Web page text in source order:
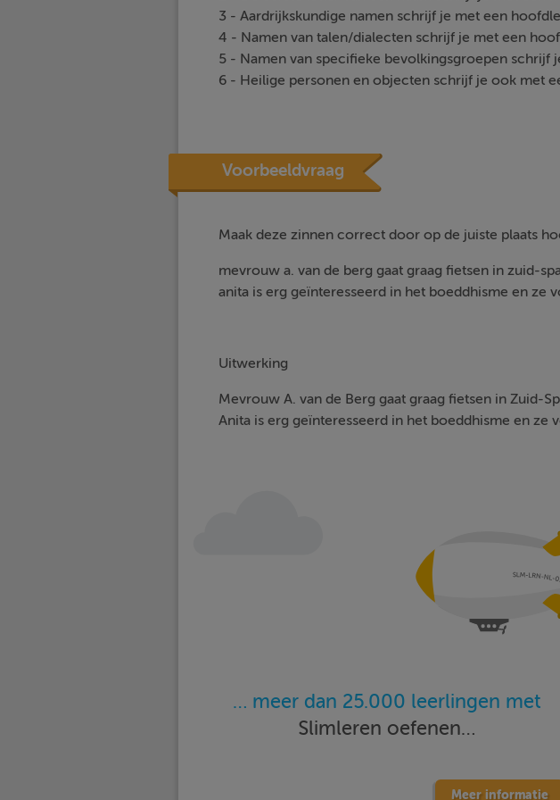
3 - Aardrijkskundige namen schrijf je met een
4 - Namen van talen/dialecten schrijf je met een
5 - Namen van specifieke bevolkingsgroepen schrijf
6 - Heilige personen en objecten schrijf je ook met
Voorbeeldvraag
Maak deze zinnen correct door op de juiste plaats
mevrouw a. van de berg gaat graag fietsen in zuid-
anita is erg geïnteresseerd in het boeddhisme en ze
Uitwerking
Mevrouw A. van de Berg gaat graag fietsen in Zuid-
Anita is erg geïnteresseerd in het boeddhisme en
… meer dan 25.000 leerlingen met
Slimleren oefenen…
Meer informatie